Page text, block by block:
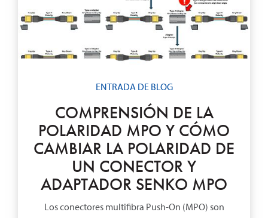
ENTRADA DE BLOG
COMPRENSIÓN DE LA
POLARIDAD MPO Y CÓMO
CAMBIAR LA POLARIDAD DE
UN CONECTOR Y
ADAPTADOR SENKO MPO
Los conectores multifibra Push-On (MPO) son